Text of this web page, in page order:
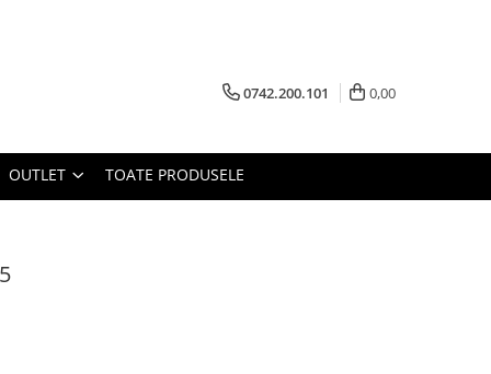
0742.200.101 0,00
OUTLET TOATE PRODUSELE